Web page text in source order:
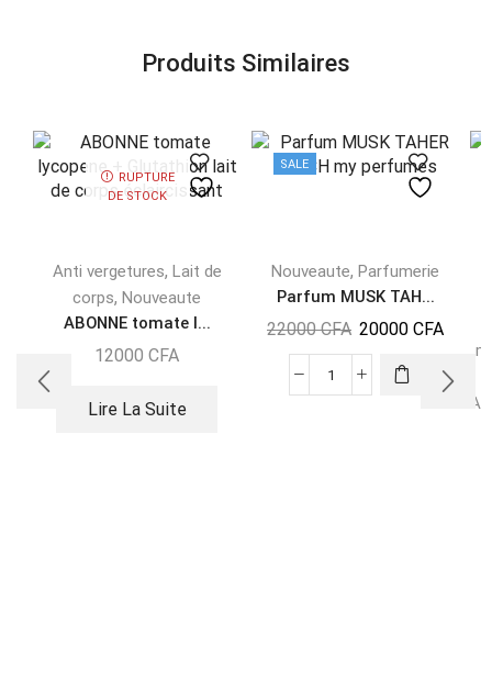
Produits Similaires
RUPTURE
DE STOCK
Anti vergetures, Lait de
corps, Nouveaute
ABONNE tomate l...
12000 CFA
Lire La Suite
SALE
Nouveaute, Parfumerie
Parfum MUSK TAH...
22000CFA 20000 CFA